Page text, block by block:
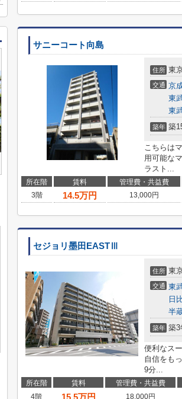
サニーコート向島
住所 東
交通 京
東
東
築年 築
こちらは
用可能な
ラスト...
所在階 賃料 管理費・共益費
3階
14.5万円 13,000円
セジョリ墨田EASTⅢ
住所 東
交通 東
日
半
築年 築3
便利なス
自信をも
9分...
所在階 賃料 管理費・共益費
4階
15.5万円 18,000円